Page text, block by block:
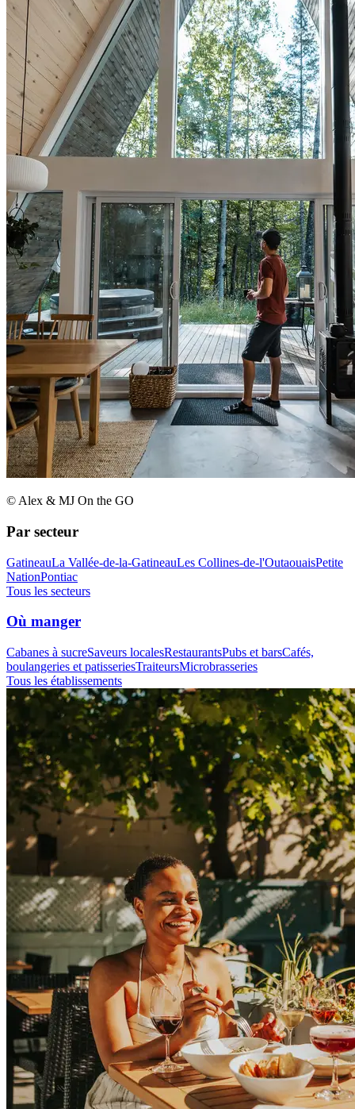
© Alex & MJ On the GO
Par secteur
GatineauLa Vallée-de-la-GatineauLes Collines-de-l'OutaouaisPetite
NationPontiac
Tous les secteurs
Où manger
Cabanes à sucreSaveurs localesRestaurantsPubs et barsCafés,
boulangeries et patisseriesTraiteursMicrobrasseries
Tous les établissements